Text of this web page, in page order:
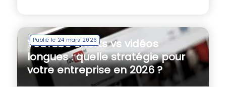
Publié le 24 mars 2026
YouTube Shorts vs vidéos
longues : quelle stratégie pour
votre entreprise en 2026 ?